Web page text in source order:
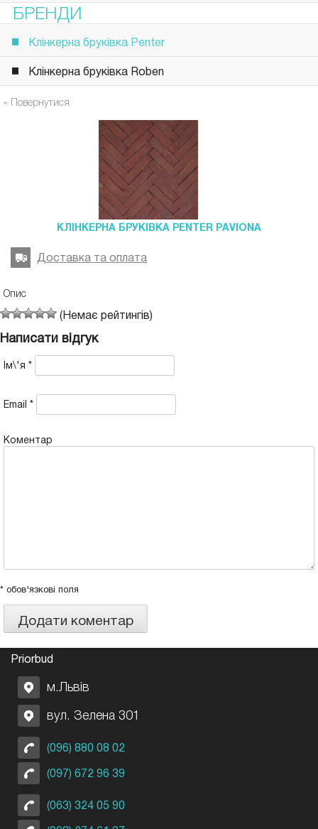
БРЕНДИ
Клінкерна бруківка Penter
Клінкерна бруківка Roben
« Повернутися
КЛІНКЕРНА БРУКІВКА PENTER PAVIONA
Доставка та оплата
Опис
(Немає рейтингів)
Написати відгук
Ім\'я *
Email *
Коментар
* обов'язкові поля
Priorbud
м.Львів
вул. Зелена 301
(096) 880 08 02
(097) 672 96 39
(063) 324 05 90